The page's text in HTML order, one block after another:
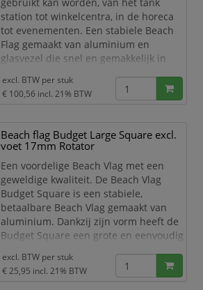
station tot winkelcentra, in de horeca
tot evenementen. Een stabiele Beach
Flag gemaakt van aluminium en
glasvezel die snel en gemakkelijk in
bestaat uit een standaard print in de
Wind-vorm en een watertank voet. Kies
Een geweldige vlag die past bij jouw
binnen en buiten activiteiten.
excl. BTW perstuk
€ 100,56 incl. 21% BTW
Beach flag Budget Large Square excl.
voet 17mm Rotator
Een voordelige Beach Vlag met een
geweldige kwaliteit. De Beach Vlag
Budget Square is een stabiele,
betaalbare Beach Vlag gemaakt van
aluminium. Dankzij zijn vorm heeft de
Budget Square een grote en eenvoudig
altijd in beeld is. Eenvoudig en snel te
monteren. De voet voor Beach Flag
excl. BTW perstuk
€ 25,95 incl. 21% BTW